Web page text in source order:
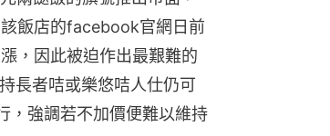
飯店的facebook官網日前
，因此被迫作出最艱難的
長者咭或樂悠咭人仕仍可
，強調若不加價便難以維持